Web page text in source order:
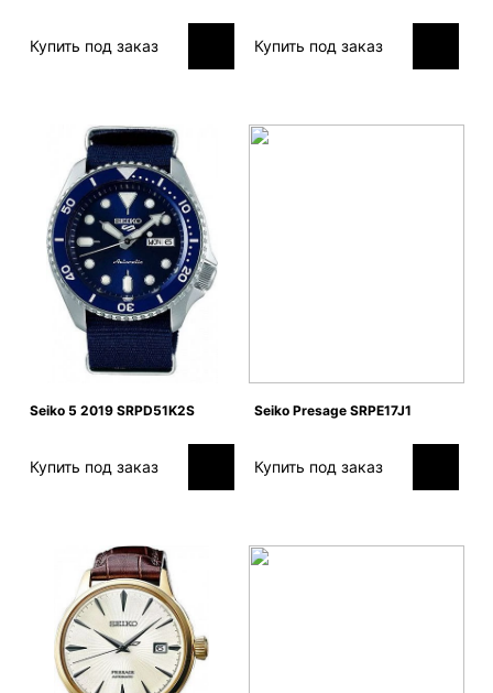
Купить под заказ Купить под заказ
Seiko 5 2019 SRPD51K2S
Купить под заказ
Seiko Presage SRPE17J1
Купить под заказ